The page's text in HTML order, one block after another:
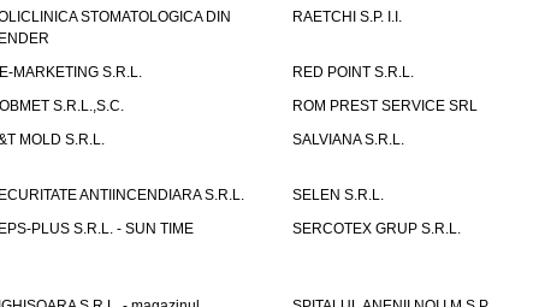
STOMATOLOGICA DIN
RAETCHI S.P. I.I.
MARKETING S.R.L.
RED POINT S.R.L.
S.R.L.,S.C.
ROM PREST SERVICE SRL
MOLD S.R.L.
SALVIANA S.R.L.
ANTIINCENDIARA S.R.L.
SELEN S.R.L.
PLUS S.R.L. - SUN TIME
SERCOTEX GRUP S.R.L.